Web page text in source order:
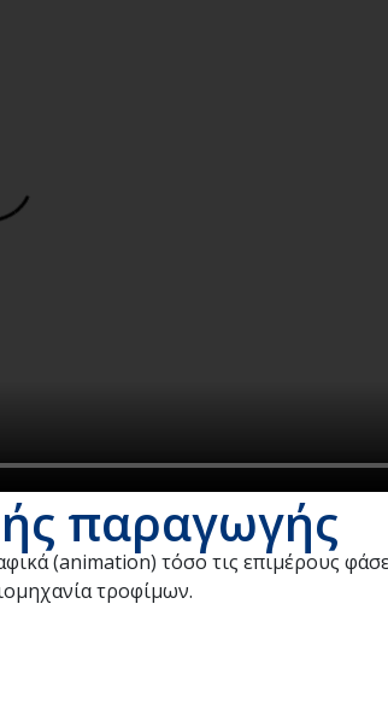
παραγωγής
(animation) τόσο τις επιμέρους
τροφίμων.